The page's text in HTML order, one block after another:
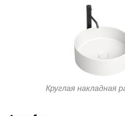
Круглая накладная